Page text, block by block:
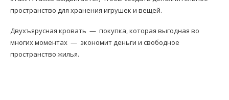
пространство для хранения игрушек и вещей.
Двухъярусная кровать — покупка, которая выгодная во
многих моментах — экономит деньги и свободное
пространство жилья.